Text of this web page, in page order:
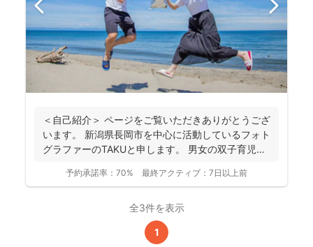
＜自己紹介＞ ページをご覧いただきありがとうござ
います。 新潟県長岡市を中心に活動しているフォト
グラファーのTAKUと申します。 男女の双子育児中
予約承諾率： 70% 最終アクティブ： 7日以上前
全3件を表示
1